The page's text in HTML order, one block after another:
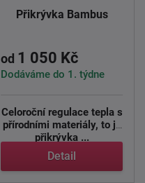
Přikrývka Bambus
od 1 050 Kč
Dodáváme do 1. týdne
Celoroční regulace tepla s
přírodními materiály, to je
přikrývka ...
Detail